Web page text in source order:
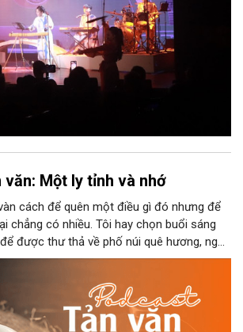
văn: Một ly tỉnh và nhớ
cách để quên một điều gì đó nhưng để
chẳng có nhiều. Tôi hay chọn buổi sáng
được thư thả về phố núi quê hương, ngồi
đai, mưa nắng điểm từng nhịp xuống
gian mở cánh cửa diệu kì của mình.